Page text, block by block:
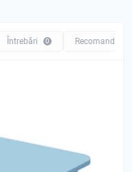
Întrebări 0 Recomandăm